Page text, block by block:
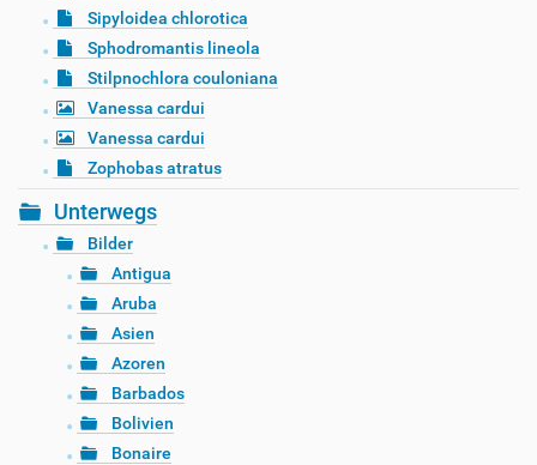
Sipyloidea chlorotica
Sphodromantis lineola
Stilpnochlora couloniana
Vanessa cardui
Vanessa cardui
Zophobas atratus
Unterwegs
Bilder
Antigua
Aruba
Asien
Azoren
Barbados
Bolivien
Bonaire